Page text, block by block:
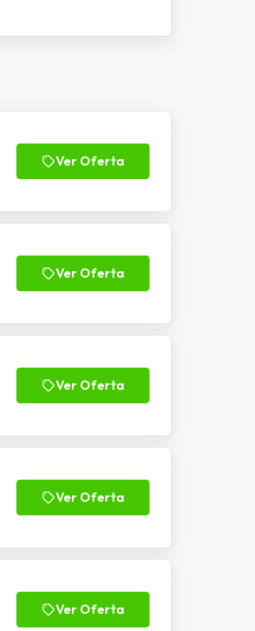
Ver Oferta
Ver Oferta
Ver Oferta
Ver Oferta
Ver Oferta